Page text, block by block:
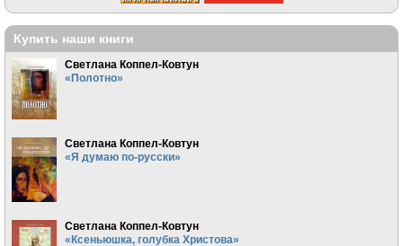
Купить наши книги
Светлана Коппел-Ковтун
«Полотно»
Светлана Коппел-Ковтун
«Я думаю по-русски»
Светлана Коппел-Ковтун
«Ксеньюшка, голубка Христова»